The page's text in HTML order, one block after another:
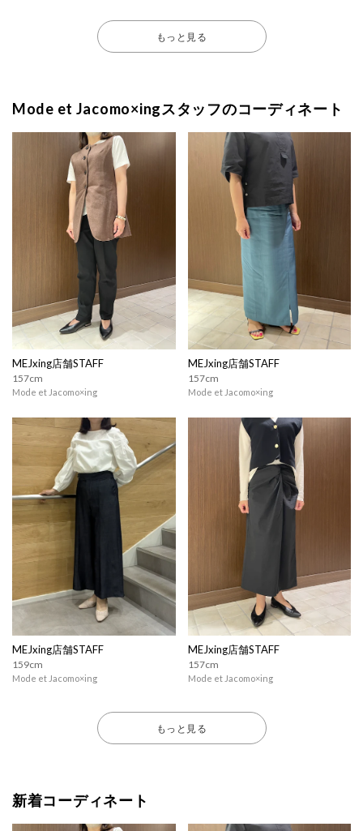
もっと見る
Mode et Jacomo×ingスタッフのコーディネート
MEJxing店舗STAFF
157cm
Mode et Jacomo×ing
MEJxing店舗STAFF
157cm
Mode et Jacomo×ing
MEJxing店舗STAFF
159cm
Mode et Jacomo×ing
MEJxing店舗STAFF
157cm
Mode et Jacomo×ing
もっと見る
新着コーディネート